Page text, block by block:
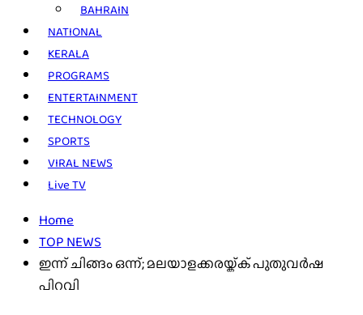
BAHRAIN
NATIONAL
KERALA
PROGRAMS
ENTERTAINMENT
TECHNOLOGY
SPORTS
VIRAL NEWS
Live TV
Home
TOP NEWS
ഇന്ന് ചിങ്ങം ഒന്ന്; മലയാളക്കരയ്ക്ക് പുതുവർഷ
പിറവി